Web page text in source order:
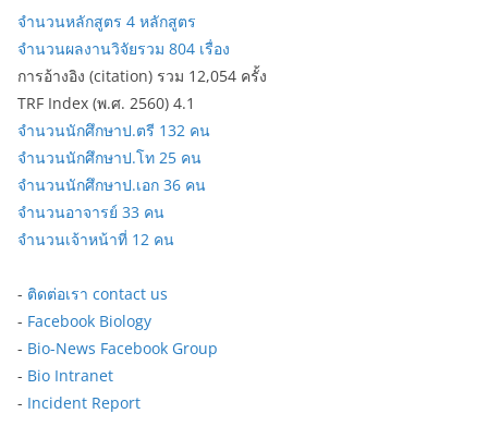
จำนวนหลักสูตร 4 หลักสูตร
จำนวนผลงานวิจัยรวม 804 เรื่อง
การอ้างอิง (citation) รวม 12,054 ครั้ง
TRF Index (พ.ศ. 2560) 4.1
จำนวนนักศึกษาป.ตรี 132 คน
จำนวนนักศึกษาป.โท 25 คน
จำนวนนักศึกษาป.เอก 36 คน
จำนวนอาจารย์ 33 คน
จำนวนเจ้าหน้าที่ 12 คน
- ติดต่อเรา contact us
- Facebook Biology
- Bio-News Facebook Group
- Bio Intranet
- Incident Report